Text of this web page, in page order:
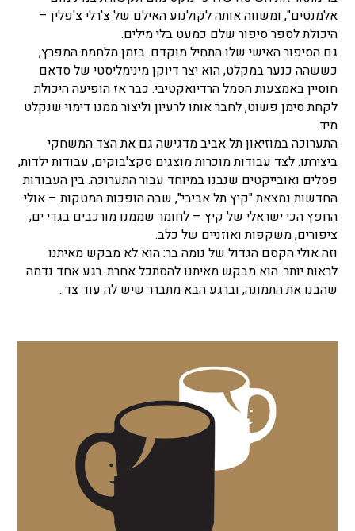
אלמנטים", ומשווה אותה לקולנוע האילם של צ'רלי צ'פלין –
היכולת לספר סיפור שלם כמעט בלי מילים.
גם הסיפור האישי שלו התחיל מוקדם. בזמן מלחמת המפרץ,
כששהה כנער במקלט, הוא יצר דיוקן מינימליסטי של סדאם
חוסיין באמצעות הסמל הרדיואקטיבי. כבר אז הופיעה היכולת
לקחת סימן פשוט, לחבר אותו לרעיון וליצור ממנו דימוי שנקלט
מיד.
התערוכה במוזיאון תל אביב מדגישה גם את הצד המשחקי
ביצירתו. לצד עבודות מוכרות מוצגים סקצ'בוקים, עבודות ילדות,
פסלים ואובייקטים שנבנו במיוחד עבור התערוכה. בין העבודות
החדשות נמצאת "קיץ תל אביבי", שבה הופכות המטקות – אולי
החפץ הכי ישראלי של קיץ – לחומר שממנו מורכבים בגדי ים,
ציפורים, משקפות ואוזניים של כלב.
וזה אולי הקסם הגדול של נומה בר: הוא לא מבקש מאיתנו
לראות יותר. הוא מבקש מאיתנו להסתכל אחרת. רגע אחד נדמה
שהבנו את התמונה, וברגע הבא מתברר שיש לה עוד צד..